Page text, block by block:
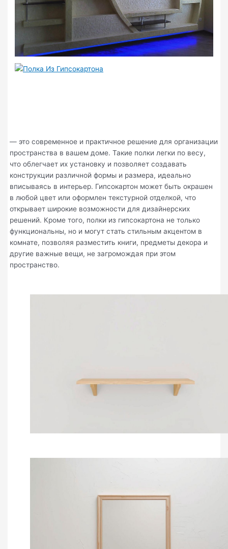
— это современное и практичное решение для организации
пространства в вашем доме. Такие полки легки по весу,
что облегчает их установку и позволяет создавать
конструкции различной формы и размера, идеально
вписываясь в интерьер. Гипсокартон может быть окрашен
в любой цвет или оформлен текстурной отделкой, что
открывает широкие возможности для дизайнерских
решений. Кроме того, полки из гипсокартона не только
функциональны, но и могут стать стильным акцентом в
комнате, позволяя разместить книги, предметы декора и
другие важные вещи, не загромождая при этом
пространство.